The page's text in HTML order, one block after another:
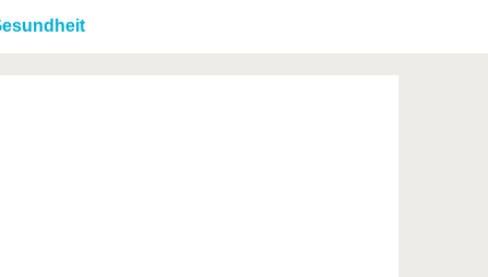
Innovative Transferprojekte
BTU & Region erleben